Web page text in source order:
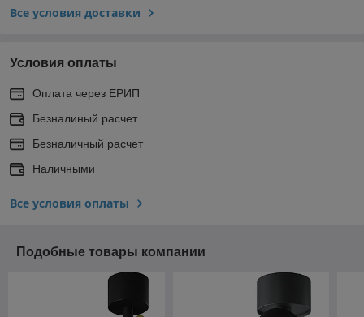
Все условия доставки
Условия оплаты
Оплата через ЕРИП
Безналиный расчет
Безналичный расчет
Наличными
Все условия оплаты
Подобные товары компании